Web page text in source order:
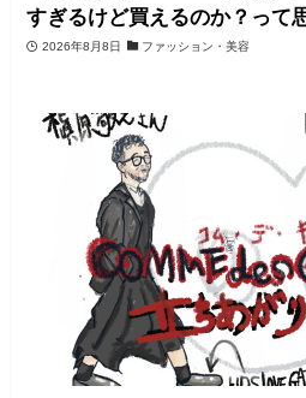
すぎるけど買えるのか？って
2026年8月8日 ファッション・美容